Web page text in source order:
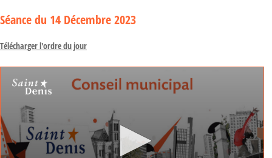
Séancedu 14 Décembre 2023
Télécharger l'ordre du jour